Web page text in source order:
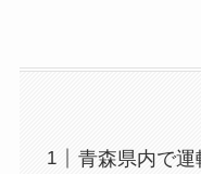
青森県内で